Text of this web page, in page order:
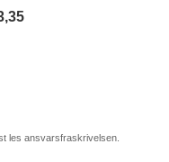
les ansvarsfraskrivelsen.